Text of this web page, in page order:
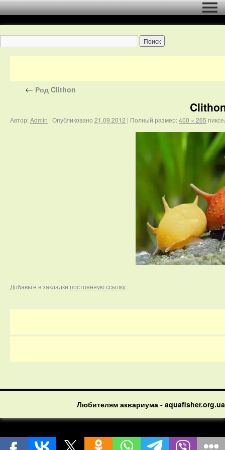
← Род Clithon
Автор:Admin | Опубликовано 21.09.2012 | Полный размер:400 × 265
Добавьте в закладки постоянную ссылку.
Любителям аквариума - aquafisher.org.ua